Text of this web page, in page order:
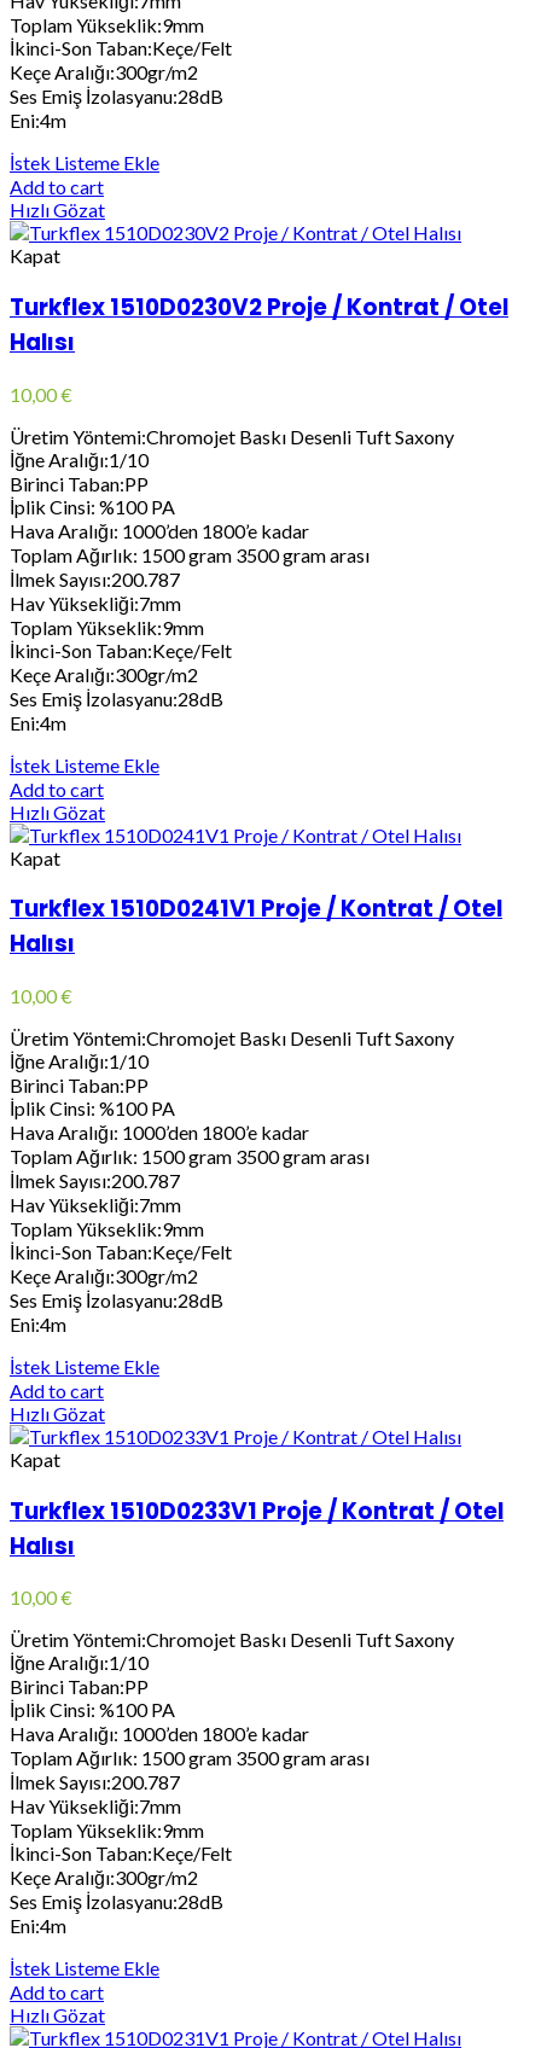
Toplam Yükseklik:9mm
İkinci-Son Taban:Keçe/Felt
Keçe Aralığı:300gr/m2
Ses Emiş İzolasyanu:28dB
Eni:4m
İstek Listeme Ekle
Add to cart
Hızlı Gözat
Kapat
Turkflex 1510D0230V2 Proje / Kontrat / Otel
Halısı
10,00€
Üretim Yöntemi:Chromojet Baskı Desenli Tuft Saxony
İğne Aralığı:1/10
Birinci Taban:PP
İplik Cinsi: %100 PA
Hava Aralığı: 1000’den 1800’e kadar
Toplam Ağırlık: 1500 gram 3500 gram arası
İlmek Sayısı:200.787
Hav Yüksekliği:7mm
Toplam Yükseklik:9mm
İkinci-Son Taban:Keçe/Felt
Keçe Aralığı:300gr/m2
Ses Emiş İzolasyanu:28dB
Eni:4m
İstek Listeme Ekle
Add to cart
Hızlı Gözat
Kapat
Turkflex 1510D0241V1 Proje / Kontrat / Otel
Halısı
10,00€
Üretim Yöntemi:Chromojet Baskı Desenli Tuft Saxony
İğne Aralığı:1/10
Birinci Taban:PP
İplik Cinsi: %100 PA
Hava Aralığı: 1000’den 1800’e kadar
Toplam Ağırlık: 1500 gram 3500 gram arası
İlmek Sayısı:200.787
Hav Yüksekliği:7mm
Toplam Yükseklik:9mm
İkinci-Son Taban:Keçe/Felt
Keçe Aralığı:300gr/m2
Ses Emiş İzolasyanu:28dB
Eni:4m
İstek Listeme Ekle
Add to cart
Hızlı Gözat
Kapat
Turkflex 1510D0233V1 Proje / Kontrat / Otel
Halısı
10,00€
Üretim Yöntemi:Chromojet Baskı Desenli Tuft Saxony
İğne Aralığı:1/10
Birinci Taban:PP
İplik Cinsi: %100 PA
Hava Aralığı: 1000’den 1800’e kadar
Toplam Ağırlık: 1500 gram 3500 gram arası
İlmek Sayısı:200.787
Hav Yüksekliği:7mm
Toplam Yükseklik:9mm
İkinci-Son Taban:Keçe/Felt
Keçe Aralığı:300gr/m2
Ses Emiş İzolasyanu:28dB
Eni:4m
İstek Listeme Ekle
Add to cart
Hızlı Gözat